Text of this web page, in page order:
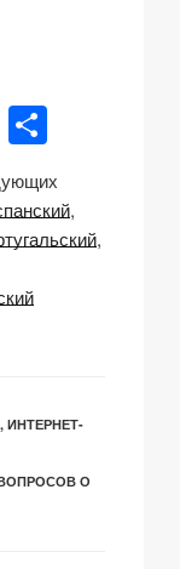
S
n
a
p
c
h
тп
р
а
, ИНТЕРНЕТ-
О